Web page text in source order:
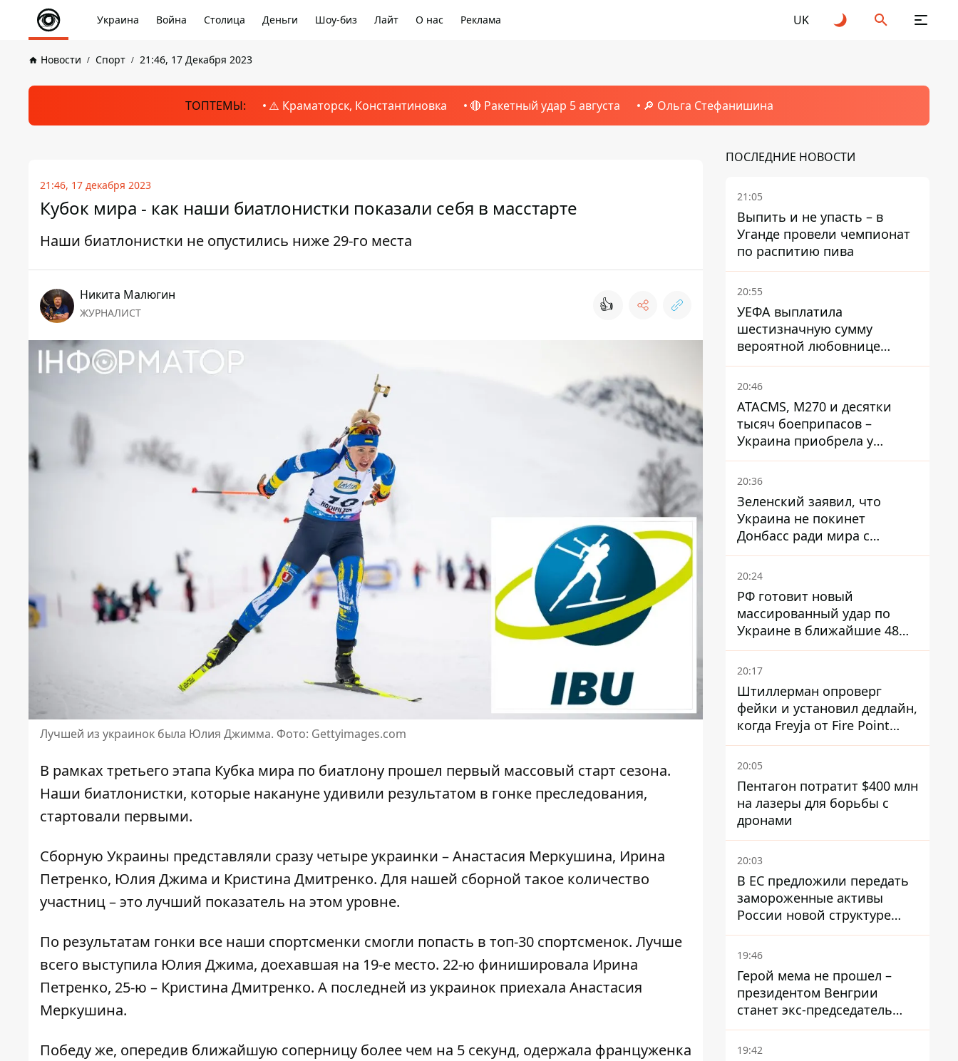
Украина Война Столица Деньги Шоу-биз Лайт О нас Реклама UK
Новости Спорт 21:46, 17 Декабря 2023
ТОПТЕМЫ: ⚠️ Краматорск, Константиновка 🔴 Ракетный удар 5 августа 🔎 Ольга Стефанишина
21:46, 17 декабря 2023
Кубок мира - как наши биатлонистки показали себя в масстарте
Наши биатлонистки не опустились ниже 29-го места
Никита Малюгин
ЖУРНАЛИСТ 👍
Лучшей из украинок была Юлия Джимма. Фото: Gettyimages.com
В рамках третьего этапа Кубка мира по биатлону прошел первый массовый старт сезона.
Наши биатлонистки, которые накануне удивили результатом в гонке преследования,
стартовали первыми.
Сборную Украины представляли сразу четыре украинки – Анастасия Меркушина, Ирина
Петренко, Юлия Джима и Кристина Дмитренко. Для нашей сборной такое количество
участниц – это лучший показатель на этом уровне.
По результатам гонки все наши спортсменки смогли попасть в топ-30 спортсменок. Лучше
всего выступила Юлия Джима, доехавшая на 19-е место. 22-ю финишировала Ирина
Петренко, 25-ю – Кристина Дмитренко. А последней из украинок приехала Анастасия
Меркушина.
Победу же, опередив ближайшую соперницу более чем на 5 секунд, одержала француженка
ПОСЛЕДНИЕ НОВОСТИ
21:05
Выпить и не упасть – в
Уганде провели чемпионат
по распитию пива
20:55
УЕФА выплатила
шестизначную сумму
вероятной любовнице
Инфантино - The Telegraph
20:46
ATACMS, M270 и десятки
тысяч боеприпасов –
Украина приобрела у
Турции мощный пакет
вооружения
20:36
Зеленский заявил, что
Украина не покинет
Донбасс ради мира с
Россией
20:24
РФ готовит новый
массированный удар по
Украине в ближайшие 48
часов – разведка США
20:17
Штиллерман опроверг
фейки и установил дедлайн,
когда Freyja от Fire Point
полноценно заработает
против баллистики
20:05
Пентагон потратит $400 млн
на лазеры для борьбы с
дронами
20:03
В ЕС предложили передать
замороженные активы
России новой структуре
блока
19:46
Герой мема не прошел –
президентом Венгрии
станет экс-председатель
Верховного Суда, которого
критиковал Орбан.
19:42